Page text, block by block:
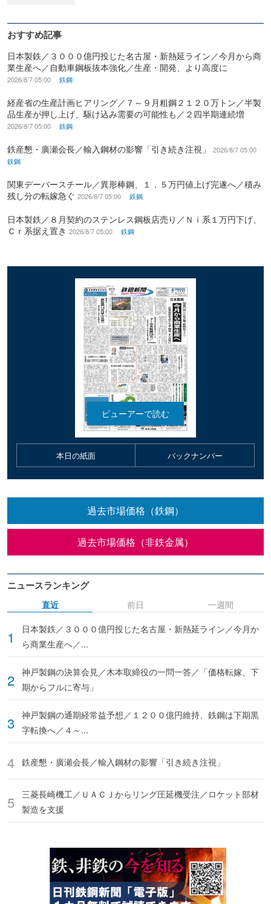
おすすめ記事
日本製鉄／３０００億円投じた名古屋・新熱延ライン／今月から商
業生産へ／自動車鋼板抜本強化／生産・開発、より高度に
2026/8/7 05:00 鉄鋼
経産省の生産計画ヒアリング／７～９月粗鋼２１２０万トン／半製
品生産が押し上げ、駆け込み需要の可能性も／２四半期連続増
2026/8/7 05:00 鉄鋼
鉄産懇・廣瀬会長／輸入鋼材の影響「引き続き注視」
2026/8/7 05:00
鉄鋼
関東デーバースチール／異形棒鋼、１．５万円値上げ完遂へ／積み
残し分の転嫁急ぐ 2026/8/7 05:00 鉄鋼
日本製鉄／８月契約のステンレス鋼板店売り／Ｎｉ系１万円下げ、
Ｃｒ系据え置き 2026/8/7 05:00 鉄鋼
本日の紙面 バックナンバー
過去市場価格（鉄鋼）
過去市場価格（非鉄金属）
ニュースランキング
直近
日本製鉄／３０００億円投じた名古屋・新熱延ライン／今月か
ら商業生産へ／...
神戸製鋼の決算会見／木本取締役の一問一答／「価格転嫁、下
期からフルに寄与」
神戸製鋼の通期経常益予想／１２００億円維持、鉄鋼は下期黒
字転換へ／４～...
鉄産懇・廣瀬会長／輸入鋼材の影響「引き続き注視」
三菱長崎機工／ＵＡＣＪからリング圧延機受注／ロケット部材
製造を支援
前日 一週間